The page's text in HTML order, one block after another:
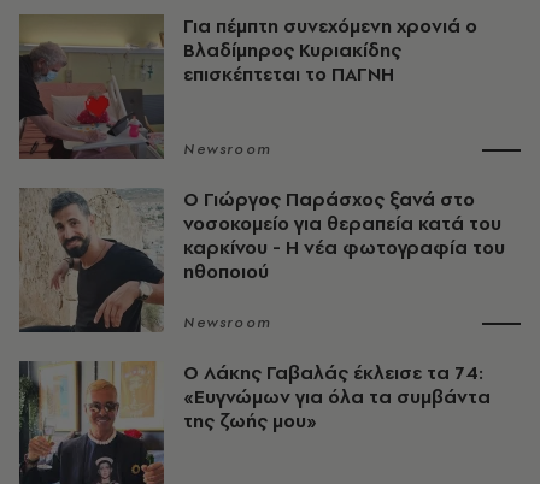
Για πέμπτη συνεχόμενη χρονιά ο
Βλαδίμηρος Κυριακίδης
επισκέπτεται το ΠΑΓΝΗ
Newsroom
O Γιώργος Παράσχος ξανά στο
νοσοκομείο για θεραπεία κατά του
καρκίνου - Η νέα φωτογραφία του
ηθοποιού
Newsroom
O Λάκης Γαβαλάς έκλεισε τα 74:
«Ευγνώμων για όλα τα συμβάντα
της ζωής μου»